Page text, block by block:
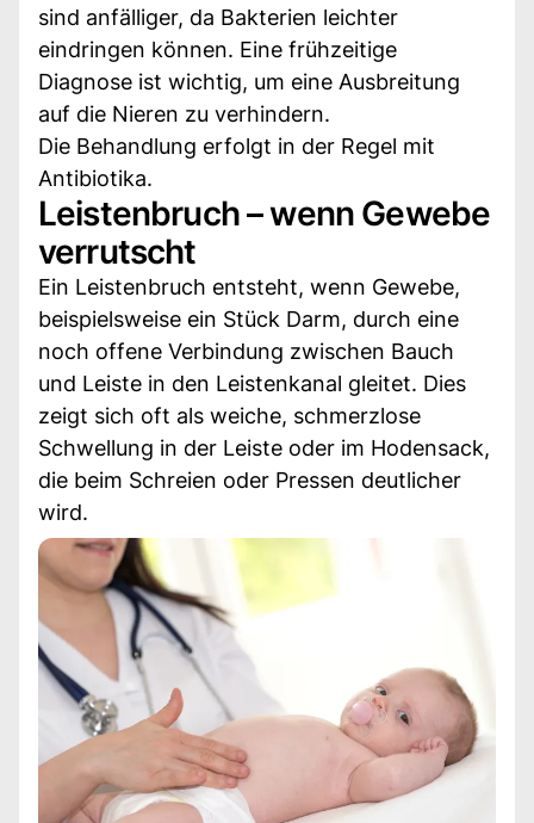
sind anfälliger, da Bakterien leichter
eindringen können. Eine frühzeitige
Diagnose ist wichtig, um eine Ausbreitung
auf die Nieren zu verhindern.
Die Behandlung erfolgt in der Regel mit
Antibiotika.
Leistenbruch – wenn Gewebe
verrutscht
Ein Leistenbruch entsteht, wenn Gewebe,
beispielsweise ein Stück Darm, durch eine
noch offene Verbindung zwischen Bauch
und Leiste in den Leistenkanal gleitet. Dies
zeigt sich oft als weiche, schmerzlose
Schwellung in der Leiste oder im Hodensack,
die beim Schreien oder Pressen deutlicher
wird.